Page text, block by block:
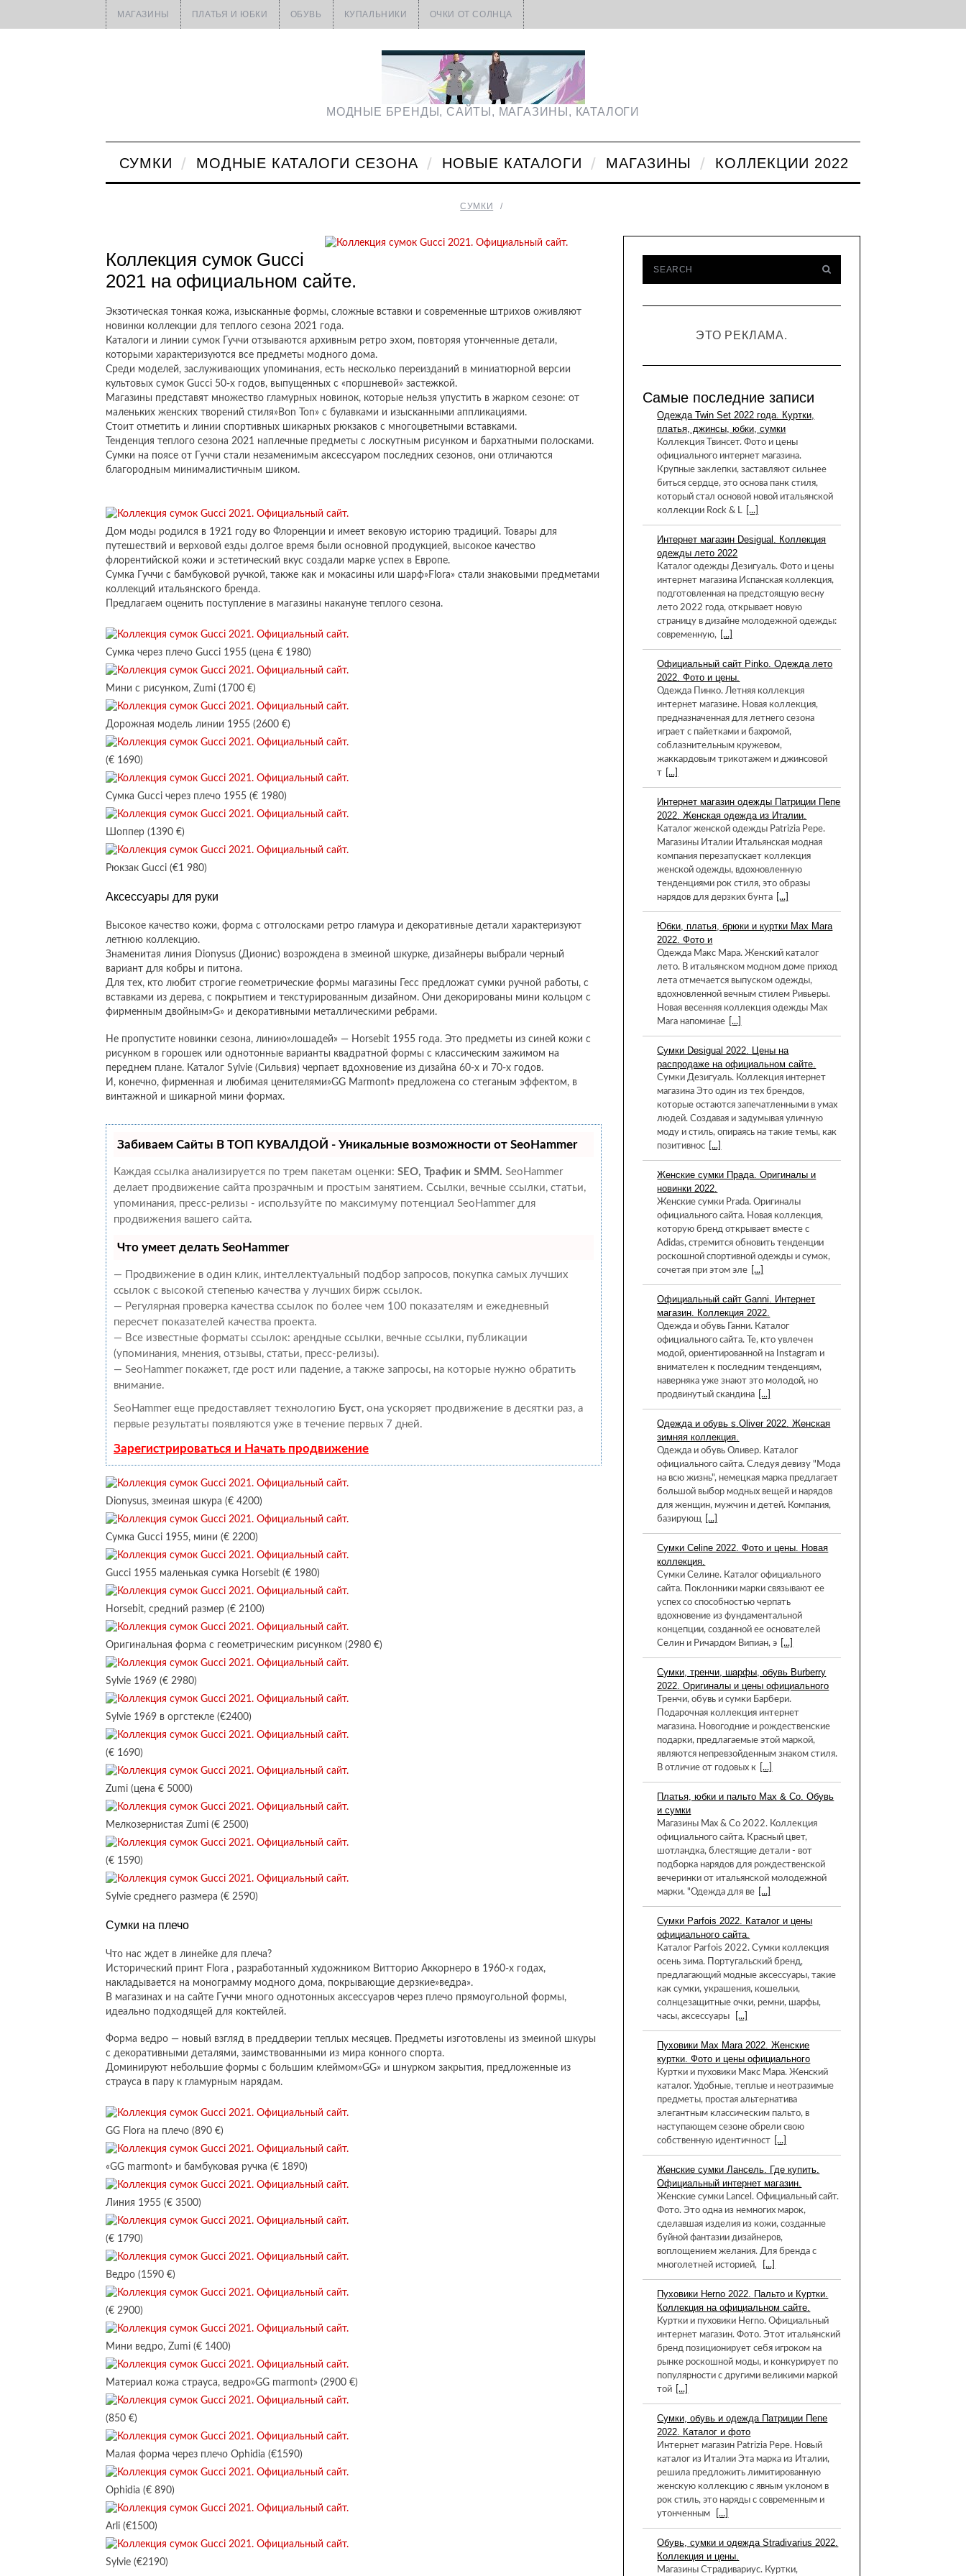
МАГАЗИНЫ ПЛАТЬЯ И ЮБКИ ОБУВЬ КУПАЛЬНИКИ ОЧКИ ОТ СОЛНЦА
МОДНЫЕ БРЕНДЫ, САЙТЫ, МАГАЗИНЫ, КАТАЛОГИ
СУМКИ МОДНЫЕ КАТАЛОГИ СЕЗОНА НОВЫЕ КАТАЛОГИ МАГАЗИНЫ КОЛЛЕКЦИИ 2022
СУМКИ
Коллекция сумок Gucci
2021 на официальном сайте.
Экзотическая тонкая кожа, изысканные формы, сложные вставки и современные штрихов оживляют
новинки коллекции для теплого сезона 2021 года.
Каталоги и линии сумок Гуччи отзываются архивным ретро эхом, повторяя утонченные детали,
которыми характеризуются все предметы модного дома.
Среди моделей, заслуживающих упоминания, есть несколько переизданий в миниатюрной версии
культовых сумок Gucci 50-х годов, выпущенных с «поршневой» застежкой.
Магазины представят множество гламурных новинок, которые нельзя упустить в жарком сезоне: от
маленьких женских творений стиля»Bon Ton» с булавками и изысканными аппликациями.
Стоит отметить и линии спортивных шикарных рюкзаков с многоцветными вставками.
Тенденция теплого сезона 2021 наплечные предметы с лоскутным рисунком и бархатными полосками.
Сумки на поясе от Гуччи стали незаменимым аксессуаром последних сезонов, они отличаются
благородным минималистичным шиком.
Дом моды родился в 1921 году во Флоренции и имеет вековую историю традиций. Товары для
путешествий и верховой езды долгое время были основной продукцией, высокое качество
флорентийской кожи и эстетический вкус создали марке успех в Европе.
Сумка Гуччи с бамбуковой ручкой, также как и мокасины или шарф»Flora» стали знаковыми предметами
коллекций итальянского бренда.
Предлагаем оценить поступление в магазины накануне теплого сезона.
Сумка через плечо Gucci 1955 (цена € 1980)
Мини с рисунком, Zumi (1700 €)
Дорожная модель линии 1955 (2600 €)
(€ 1690)
Сумка Gucci через плечо 1955 (€ 1980)
Шоппер (1390 €)
Рюкзак Gucci (€1 980)
Аксессуары для руки
Высокое качество кожи, форма с отголосками ретро гламура и декоративные детали характеризуют
летнюю коллекцию.
Знаменитая линия Dionysus (Дионис) возрождена в змеиной шкурке, дизайнеры выбрали черный
вариант для кобры и питона.
Для тех, кто любит строгие геометрические формы магазины Гесс предложат сумки ручной работы, с
вставками из дерева, с покрытием и текстурированным дизайном. Они декорированы мини кольцом с
фирменным двойным»G» и декоративными металлическими ребрами.
Не пропустите новинки сезона, линию»лошадей» — Horsebit 1955 года. Это предметы из синей кожи с
рисунком в горошек или однотонные варианты квадратной формы с классическим зажимом на
переднем плане. Каталог Sylvie (Сильвия) черпает вдохновение из дизайна 60-х и 70-х годов.
И, конечно, фирменная и любимая ценителями»GG Marmont» предложена со стеганым эффектом, в
винтажной и шикарной мини формах.
Забиваем Сайты В ТОП КУВАЛДОЙ - Уникальные возможности от SeoHammer
Каждая ссылка анализируется по трем пакетам оценки: SEO, Трафик и SMM. SeoHammer
делает продвижение сайта прозрачным и простым занятием. Ссылки, вечные ссылки, статьи,
упоминания, пресс-релизы - используйте по максимуму потенциал SeoHammer для
продвижения вашего сайта.
Что умеет делать SeoHammer
— Продвижение в один клик, интеллектуальный подбор запросов, покупка самых лучших
ссылок с высокой степенью качества у лучших бирж ссылок.
— Регулярная проверка качества ссылок по более чем 100 показателям и ежедневный
пересчет показателей качества проекта.
— Все известные форматы ссылок: арендные ссылки, вечные ссылки, публикации
(упоминания, мнения, отзывы, статьи, пресс-релизы).
— SeoHammer покажет, где рост или падение, а также запросы, на которые нужно обратить
внимание.
SeoHammer еще предоставляет технологию Буст, она ускоряет продвижение в десятки раз, а
первые результаты появляются уже в течение первых 7 дней.
Зарегистрироваться и Начать продвижение
Dionysus, змеиная шкура (€ 4200)
Сумка Gucci 1955, мини (€ 2200)
Gucci 1955 маленькая сумка Horsebit (€ 1980)
Horsebit, средний размер (€ 2100)
Оригинальная форма с геометрическим рисунком (2980 €)
Sylvie 1969 (€ 2980)
Sylvie 1969 в оргстекле (€2400)
(€ 1690)
Zumi (цена € 5000)
Мелкозернистая Zumi (€ 2500)
(€ 1590)
Sylvie среднего размера (€ 2590)
Сумки на плечо
Что нас ждет в линейке для плеча?
Исторический принт Flora , разработанный художником Витторио Аккорнеро в 1960-х годах,
накладывается на монограмму модного дома, покрывающие дерзкие»ведра».
В магазинах и на сайте Гуччи много однотонных аксессуаров через плечо прямоугольной формы,
идеально подходящей для коктейлей.
Форма ведро — новый взгляд в преддверии теплых месяцев. Предметы изготовлены из змеиной шкуры
с декоративными деталями, заимствованными из мира конного спорта.
Доминируют небольшие формы с большим клеймом»GG» и шнурком закрытия, предложенные из
страуса в пару к гламурным нарядам.
GG Flora на плечо (890 €)
«GG marmont» и бамбуковая ручка (€ 1890)
Линия 1955 (€ 3500)
(€ 1790)
Ведро (1590 €)
(€ 2900)
Мини ведро, Zumi (€ 1400)
Материал кожа страуса, ведро»GG marmont» (2900 €)
(850 €)
Малая форма через плечо Ophidia (€1590)
Ophidia (€ 890)
Arli (€1500)
Sylvie (€2190)
ЭТО РЕКЛАМА.
Самые последние записи
Одежда Twin Set 2022 года. Куртки,
платья, джинсы, юбки, сумки
Коллекция Твинсет. Фото и цены
официального интернет магазина.
Крупные заклепки, заставляют сильнее
биться сердце, это основа панк стиля,
который стал основой новой итальянской
коллекции Rock & L
[...]
Интернет магазин Desigual. Коллекция
одежды лето 2022
Каталог одежды Дезигуаль. Фото и цены
интернет магазина Испанская коллекция,
подготовленная на предстоящую весну
лето 2022 года, открывает новую
страницу в дизайне молодежной одежды:
современную,
[...]
Официальный сайт Pinko. Одежда лето
2022. Фото и цены.
Одежда Пинко. Летняя коллекция
интернет магазине. Новая коллекция,
предназначенная для летнего сезона
играет с пайетками и бахромой,
соблазнительным кружевом,
жаккардовым трикотажем и джинсовой
т
[...]
Интернет магазин одежды Патриции Пепе
2022. Женская одежда из Италии.
Каталог женской одежды Patrizia Pepe.
Магазины Италии Итальянская модная
компания перезапускает коллекция
женской одежды, вдохновленную
тенденциями рок стиля, это образы
нарядов для дерзких бунта
[...]
Юбки, платья, брюки и куртки Max Mara
2022. Фото и
Одежда Макс Мара. Женский каталог
лето. В итальянском модном доме приход
лета отмечается выпуском одежды,
вдохновленной вечным стилем Ривьеры.
Новая весенняя коллекция одежды Max
Mara напоминае
[...]
Сумки Desigual 2022. Цены на
распродаже на официальном сайте.
Сумки Дезигуаль. Коллекция интернет
магазина Это один из тех брендов,
которые остаются запечатленными в умах
людей. Создавая и задумывая уличную
моду и стиль, опираясь на такие темы, как
позитивнос
[...]
Женские сумки Прада. Оригиналы и
новинки 2022.
Женские сумки Prada. Оригиналы
официального сайта. Новая коллекция,
которую бренд открывает вместе с
Adidas, стремится обновить тенденции
роскошной спортивной одежды и сумок,
сочетая при этом эле
[...]
Официальный сайт Ganni. Интернет
магазин. Коллекция 2022.
Одежда и обувь Ганни. Каталог
официального сайта. Те, кто увлечен
модой, ориентированной на Instagram и
внимателен к последним тенденциям,
наверняка уже знают это молодой, но
продвинутый скандина
[...]
Одежда и обувь s.Oliver 2022. Женская
зимняя коллекция.
Одежда и обувь Оливер. Каталог
официального сайта. Следуя девизу "Мода
на всю жизнь", немецкая марка предлагает
большой выбор модных вещей и нарядов
для женщин, мужчин и детей. Компания,
базирующ
[...]
Сумки Celine 2022. Фото и цены. Новая
коллекция.
Сумки Селине. Каталог официального
сайта. Поклонники марки связывают ее
успех со способностью черпать
вдохновение из фундаментальной
концепции, созданной ее основателей
Селин и Ричардом Випиан, э
[...]
Сумки, тренчи, шарфы, обувь Burberry
2022. Оригиналы и цены официального
Тренчи, обувь и сумки Барбери.
Подарочная коллекция интернет
магазина. Новогодние и рождественские
подарки, предлагаемые этой маркой,
являются непревзойденным знаком стиля.
В отличие от годовых к
[...]
Платья, юбки и пальто Max & Co. Обувь
и сумки
Магазины Max & Co 2022. Коллекция
официального сайта. Красный цвет,
шотландка, блестящие детали - вот
подборка нарядов для рождественской
вечеринки от итальянской молодежной
марки. "Одежда для ве
[...]
Сумки Parfois 2022. Каталог и цены
официального сайта.
Каталог Parfois 2022. Сумки коллекция
осень зима. Португальский бренд,
предлагающий модные аксессуары, такие
как сумки, украшения, кошельки,
солнцезащитные очки, ремни, шарфы,
часы, аксессуары
[...]
Пуховики Max Mara 2022. Женские
куртки. Фото и цены официального
Куртки и пуховики Макс Мара. Женский
каталог. Удобные, теплые и неотразимые
предметы, простая альтернатива
элегантным классическим пальто, в
наступающем сезоне обрели свою
собственную идентичност
[...]
Женские сумки Лансель. Где купить.
Официальный интернет магазин.
Женские сумки Lancel. Официальный сайт.
Фото. Это одна из немногих марок,
сделавшая изделия из кожи, созданные
буйной фантазии дизайнеров,
воплощением желания. Для бренда с
многолетней историей,
[...]
Пуховики Herno 2022. Пальто и Куртки.
Коллекция на официальном сайте.
Куртки и пуховики Herno. Официальный
интернет магазин. Фото. Этот итальянский
бренд позиционирует себя игроком на
рынке роскошной моды, и конкурирует по
популярности с другими великими маркой
той
[...]
Сумки, обувь и одежда Патриции Пепе
2022. Каталог и фото
Интернет магазин Patrizia Pepe. Новый
каталог из Италии Эта марка из Италии,
решила предложить лимитированную
женскую коллекцию с явным уклоном в
рок стиль, это наряды с современным и
утонченным
[...]
Обувь, сумки и одежда Stradivarius 2022.
Коллекция и цены.
Магазины Страдивариус. Куртки,